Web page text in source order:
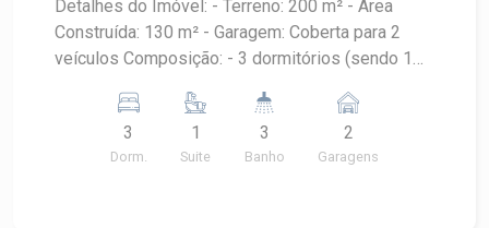
Detalhes do Imóvel: - Terreno: 200 m² - Área
Construída: 130 m² - Garagem: Coberta para 2
veículos Composição: - 3 dormitórios (sendo 1
esculpidas e nichos em granito - Duchas
higiênicas e chuveiros instalados - Esquadrias
automatizadas com controle remoto nos
3
Dorm.
1
Suite
3
Banho
2
Garagens